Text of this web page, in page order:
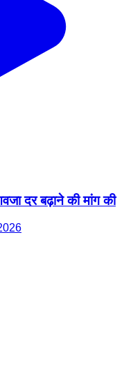
दर बढ़ाने की मांग की